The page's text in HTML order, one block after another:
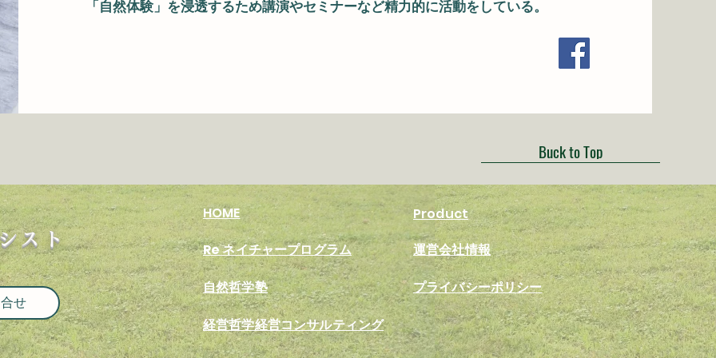
「自然体験」を浸透するため講演やセミナーなど精力的に活動をしている。
Buck to Top
スト
せ
HOME
​Re ネイチャープログラム
​自然哲学塾
​Product
​運営会社情報
​プライバシーポリシー
​経営哲学経営コンサルティング